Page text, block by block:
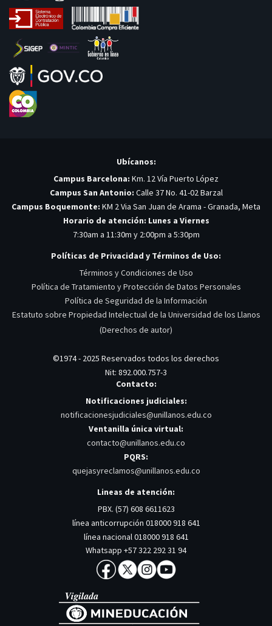
Ubícanos:
Campus Barcelona: Km. 12 Vía Puerto López
Campus San Antonio: Calle 37 No. 41-02 Barzal
Campus Boquemonte: KM 2 Via San Juan de Arama - Granada, Meta
Horario de atención: Lunes a Viernes
7:30am a 11:30m y 2:00pm a 5:30pm
Políticas de Privacidad y Términos de Uso:
Términos y Condiciones de Uso
Política de Tratamiento y Protección de Datos Personales
Política de Seguridad de la Información
Estatuto sobre Propiedad Intelectual de la Universidad de los Llanos
(Derechos de autor)
©1974 - 2025 Reservados todos los derechos
Nit: 892.000.757-3
Contacto:
Notificaciones judiciales:
notificacionesjudiciales@unillanos.edu.co
Ventanilla única virtual:
contacto@unillanos.edu.co
PQRS:
quejasyreclamos@unillanos.edu.co
Lineas de atención:
PBX. (57) 608 6611623
línea anticorrupción 018000 918 641
línea nacional 018000 918 641
Whatsapp +57 322 292 31 94